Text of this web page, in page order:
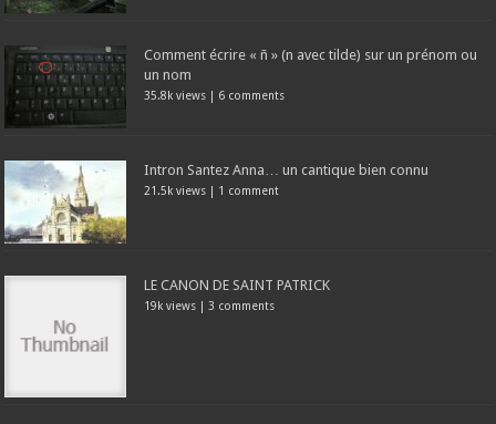
Comment écrire « ñ » (n avec tilde) sur un prénom ou
un nom
35.8k views | 6 comments
Intron Santez Anna… un cantique bien connu
21.5k views | 1 comment
LE CANON DE SAINT PATRICK
19k views | 3 comments